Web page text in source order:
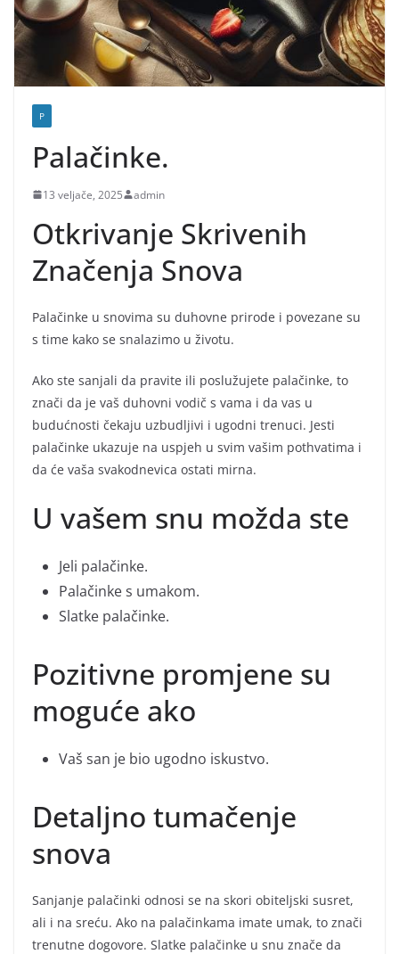
P
Palačinke.
13 veljače, 2025 admin
Otkrivanje Skrivenih
Značenja Snova
Palačinke u snovima su duhovne prirode i povezane su
s time kako se snalazimo u životu.
Ako ste sanjali da pravite ili poslužujete palačinke, to
znači da je vaš duhovni vodič s vama i da vas u
budućnosti čekaju uzbudljivi i ugodni trenuci. Jesti
palačinke ukazuje na uspjeh u svim vašim pothvatima i
da će vaša svakodnevica ostati mirna.
U vašem snu možda ste
Jeli palačinke.
Palačinke s umakom.
Slatke palačinke.
Pozitivne promjene su
moguće ako
Vaš san je bio ugodno iskustvo.
Detaljno tumačenje
snova
Sanjanje palačinki odnosi se na skori obiteljski susret,
ali i na sreću. Ako na palačinkama imate umak, to znači
trenutne dogovore. Slatke palačinke u snu znače da